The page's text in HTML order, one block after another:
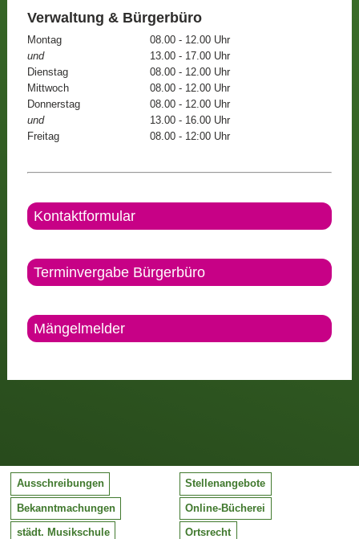
Verwaltung & Bürgerbüro
Montag
08.00 - 12.00 Uhr
und
13.00 - 17.00 Uhr
Dienstag
08.00 - 12.00 Uhr
Mittwoch
08.00 - 12.00 Uhr
Donnerstag
08.00 - 12.00 Uhr
und
13.00 - 16.00 Uhr
Freitag
08.00 - 12:00 Uhr
Kontaktformular
Terminvergabe Bürgerbüro
Mängelmelder
Ausschreibungen Stellenangebote
Bekanntmachungen Online-Bücherei
städt. Musikschule Ortsrecht